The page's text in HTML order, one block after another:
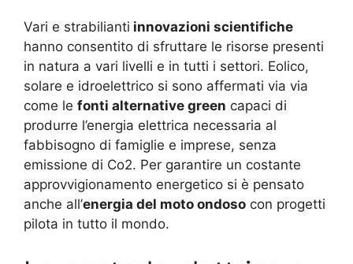
Vari e strabilianti innovazioni scientifiche
hanno consentito di sfruttare le risorse presenti
in natura a vari livelli e in tutti i settori. Eolico,
solare e idroelettrico si sono affermati via via
come le fonti alternative green capaci di
produrre l’energia elettrica necessaria al
fabbisogno di famiglie e imprese, senza
emissione di Co2. Per garantire un costante
approvvigionamento energetico si è pensato
anche all’energia del moto ondoso con progetti
pilota in tutto il mondo.